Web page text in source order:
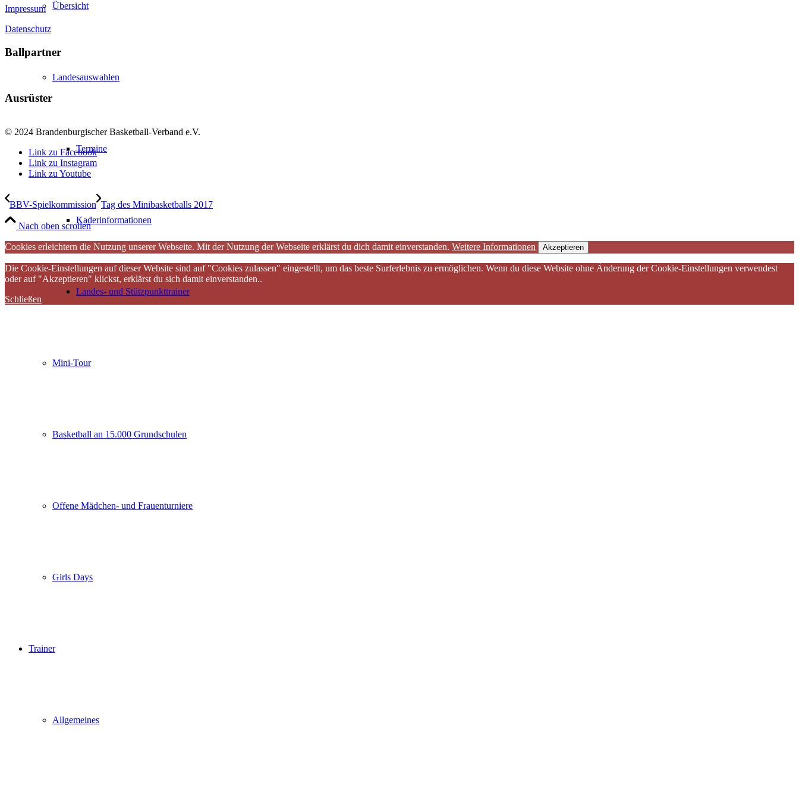
Übersicht
Landesauswahlen
Termine
Kaderinformationen
Landes- und Stützpunkttrainer
Mini-Tour
Basketball an 15.000 Grundschulen
Offene Mädchen- und Frauenturniere
Girls Days
Trainer
Allgemeines
Impressum
Datenschutz
Ballpartner
Ausrüster
© 2024 Brandenburgischer Basketball-Verband e.V.
Link zu Facebook
Link zu Instagram
Link zu Youtube
BBV-Spielkommission Tag des Minibasketballs 2017
Nach oben scrollen
Cookies erleichtern die Nutzung unserer Webseite. Mit der Nutzung der Webseite erklärst du dich damit einverstanden. Weitere Informationen Akzeptieren
Die Cookie-Einstellungen auf dieser Website sind auf "Cookies zulassen" eingestellt, um das beste Surferlebnis zu ermöglichen. Wenn du diese Website ohne Änderung der Cookie-Einstellungen verwendest
oder auf "Akzeptieren" klickst, erklärst du sich damit einverstanden..
Schließen